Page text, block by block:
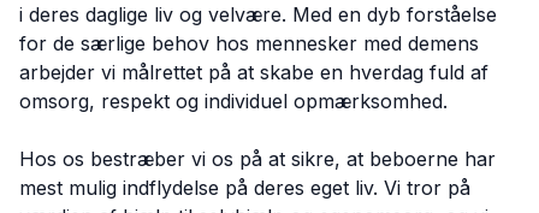
i deres daglige liv og velvære. Med en dyb forståelse
for de særlige behov hos mennesker med demens
arbejder vi målrettet på at skabe en hverdag fuld af
omsorg, respekt og individuel opmærksomhed.
Hos os bestræber vi os på at sikre, at beboerne har
mest mulig indflydelse på deres eget liv. Vi tror på